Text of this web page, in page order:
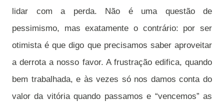
lidar com a perda. Não é uma questão de
pessimismo, mas exatamente o contrário: por ser
otimista é que digo que precisamos saber aproveitar
a derrota a nosso favor. A frustração edifica, quando
bem trabalhada, e às vezes só nos damos conta do
valor da vitória quando passamos e “vencemos” as